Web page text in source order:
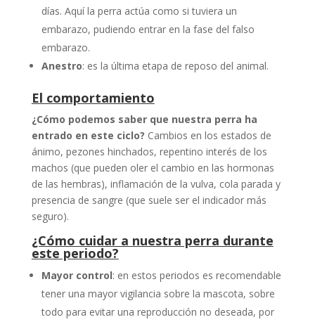
días. Aquí la perra actúa como si tuviera un
embarazo, pudiendo entrar en la fase del falso
embarazo.
Anestro: es la última etapa de reposo del animal.
El comportamiento
¿Cómo podemos saber que nuestra perra ha
entrado en este ciclo? Cambios en los estados de
ánimo, pezones hinchados, repentino interés de los
machos (que pueden oler el cambio en las hormonas
de las hembras), inflamación de la vulva, cola parada y
presencia de sangre (que suele ser el indicador más
seguro).
¿Cómo cuidar a nuestra perra durante
este periodo?
Mayor control: en estos periodos es recomendable
tener una mayor vigilancia sobre la mascota, sobre
todo para evitar una reproducción no deseada, por